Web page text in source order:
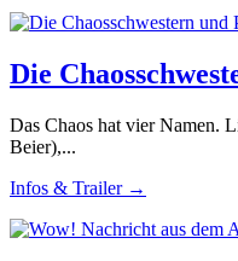
Die
Das Chaos hat vier Namen.
Beier),...
Infos & Trailer →